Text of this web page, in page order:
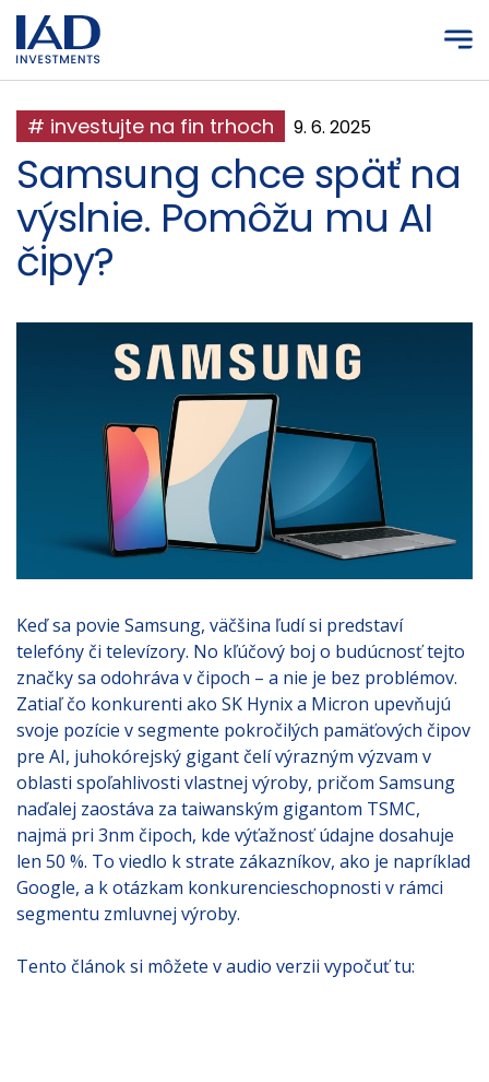
Prejsť na hlavný obsah
# investujte na fin trhoch 9. 6. 2025
Samsung chce späť na
výslnie. Pomôžu mu AI
čipy?
Keď sa povie Samsung, väčšina ľudí si predstaví
telefóny či televízory. No kľúčový boj o budúcnosť tejto
značky sa odohráva v čipoch – a nie je bez problémov.
Zatiaľ čo konkurenti ako SK Hynix a Micron upevňujú
svoje pozície v segmente pokročilých pamäťových čipov
pre AI, juhokórejský gigant čelí výrazným výzvam v
oblasti spoľahlivosti vlastnej výroby, pričom Samsung
naďalej zaostáva za taiwanským gigantom TSMC,
najmä pri 3nm čipoch, kde výťažnosť údajne dosahuje
len 50 %. To viedlo k strate zákazníkov, ako je napríklad
Google, a k otázkam konkurencieschopnosti v rámci
segmentu zmluvnej výroby.
Tento článok si môžete v audio verzii vypočuť tu: